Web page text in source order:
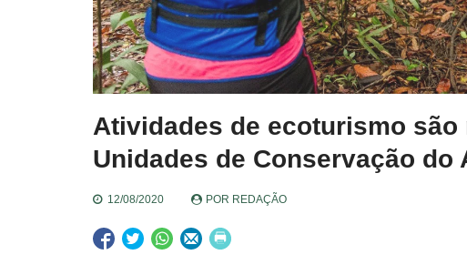
Atividades de ecoturismo são
Unidades de Conservação do
12/08/2020 POR REDAÇÃO